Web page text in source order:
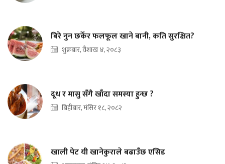
बिरे नुन छर्केर फलफूल खाने बानी, कति सुरक्षित?
शुक्रबार, वैशाख ४, २०८३
दूध र मासु सँगै खाँदा समस्या हुन्छ ?
बिहीबार, मंसिर १८, २०८२
खाली पेट यी खानेकुराले बढाउँछ एसिड